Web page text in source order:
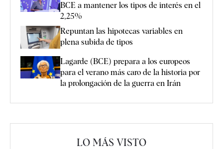
BCE a mantener los tipos de interés en el
2,25%
Repuntan las hipotecas variables en
plena subida de tipos
Lagarde (BCE) prepara a los europeos
para el verano más caro de la historia por
la prolongación de la guerra en Irán
LO MÁS VISTO